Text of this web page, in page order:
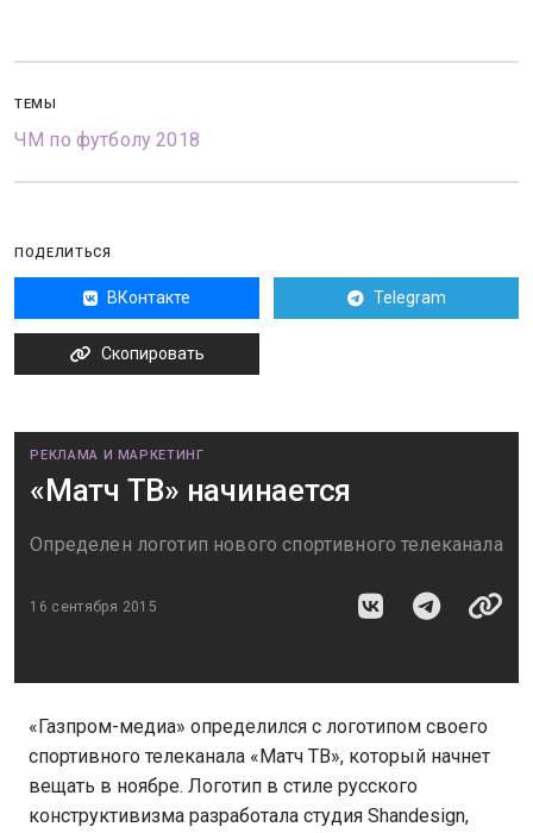
ТЕМЫ
ЧМ по футболу 2018
ПОДЕЛИТЬСЯ
ВКонтакте Telegram
Скопировать
РЕКЛАМА И МАРКЕТИНГ
«Матч ТВ» начинается
Определен логотип нового спортивного телеканала
16 сентября 2015
«Газпром-медиа» определился с логотипом своего
спортивного телеканала «Матч ТВ», который начнет
вещать в ноябре. Логотип в стиле русского
конструктивизма разработала студия Shandesign,